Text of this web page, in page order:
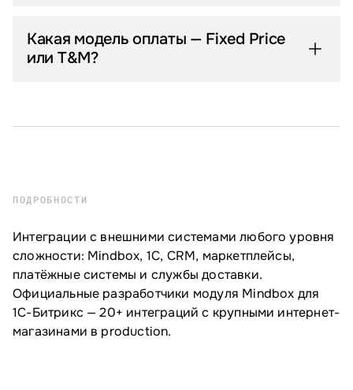
Какая модель оплаты — Fixed Price
или T&M?
ПОДРОБНОСТИ
Интеграции с внешними системами любого уровня
сложности: Mindbox, 1С, CRM, маркетплейсы,
платёжные системы и службы доставки.
Официальные разработчики модуля Mindbox для
1С-Битрикс — 20+ интеграций с крупными интернет-
магазинами в production.